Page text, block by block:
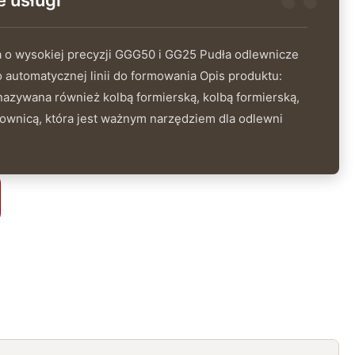
o wysokiej precyzji GGG50 i GG25 Pudła odlewnicze
linii do formowania Opis produktu:
również kolbą formierską, kolbą formierską,
która jest ważnym narzędziem dla odlewni